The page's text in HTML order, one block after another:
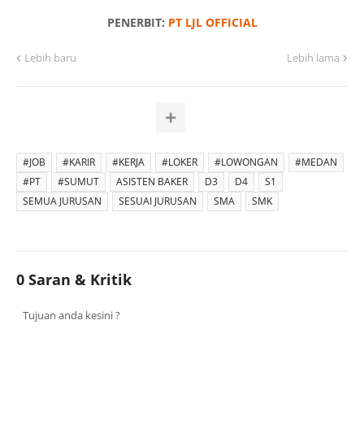
PENERBIT: PT LJL OFFICIAL
Lebih baru Lebih lama
#JOB #KARIR #KERJA #LOKER #LOWONGAN
#MEDAN
#PT
#SUMUT ASISTEN BAKER D3 D4
S1
SEMUA JURUSAN
SESUAI JURUSAN SMA SMK
0 Saran & Kritik
Tujuan anda kesini ?